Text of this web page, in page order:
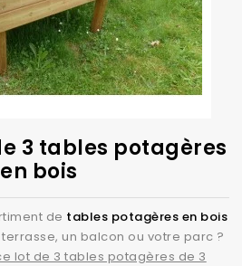
3 tables potagères
en bois
de tables potagères en bois
un balcon ou votre parc ?
lot de 3 tables potagères de 3